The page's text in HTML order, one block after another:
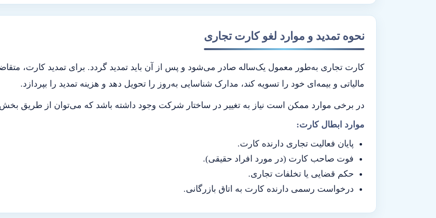
نحوه تمدید و موارد لغو کارت تجاری
کارت تجاری به‌طور معمول یک‌ساله صادر می‌شود و پس از آن باید تمدید گردد. برای تمدید کارت،
مالیاتی و بیمه‌ای خود را تسویه کند، مدارک شناسایی به‌روز را تحویل دهد و هزینه تمدید را بپردازد.
در برخی موارد ممکن است نیاز به تغییر در ساختار شرکت وجود داشته باشد که می‌توان از طریق
موارد ابطال کارت:
پایان فعالیت تجاری دارنده کارت.
فوت صاحب کارت (در مورد افراد حقیقی).
حکم قضایی یا تخلفات تجاری.
درخواست رسمی دارنده کارت به اتاق بازرگانی.